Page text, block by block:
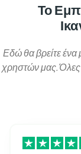
Το
Εδώ θα βρείτε ένα
χρηστών μας. Όλες